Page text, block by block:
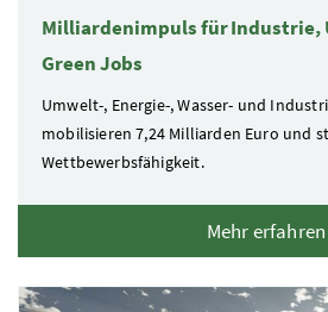
Milliardenimpuls für Industrie,
Green Jobs
Umwelt-, Energie-, Wasser- und
mobilisieren 7,24 Milliarden Euro und
Wettbewerbsfähigkeit.
Mehr erfahren